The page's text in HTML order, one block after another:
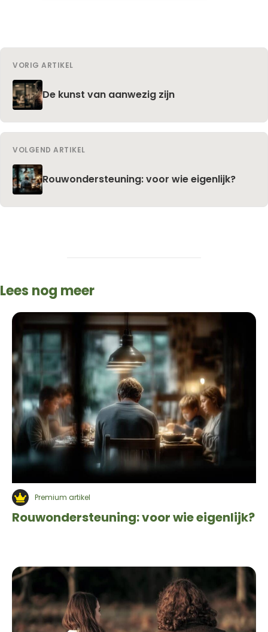
VORIG ARTIKEL
De kunst van aanwezig zijn
VOLGEND ARTIKEL
Rouwondersteuning: voor wie eigenlijk?
Lees nog meer
Premium artikel
Rouwondersteuning: voor wie eigenlijk?